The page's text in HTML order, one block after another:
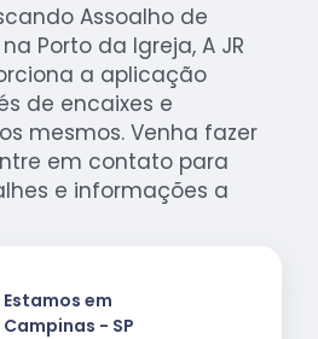
Assoalho de
Porto da Igreja, A JR
a aplicação
de encaixes e
mesmos. Venha fazer
em contato para
e informações a
Estamos em
Campinas - SP